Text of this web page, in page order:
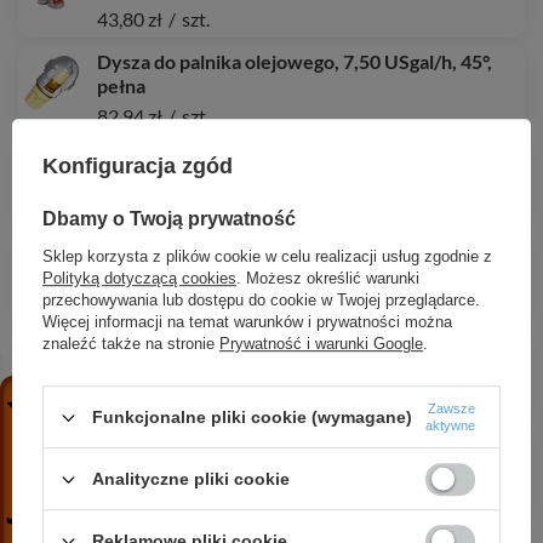
43,80 zł / szt.
Dysza do palnika olejowego, 7,50 USgal/h, 45°,
pełna
82,94 zł / szt.
Termometr bimetaliczny BiTh 80, fi80 mm,
0÷120°C, L 100 mm, G1/2", rad, kl. 2
423,49 zł / szt.
Rozdzielacz ze sprzęgłem hydraulicznym BLH
6x G1"
829,35 zł / szt.
Termometr bimetaliczny BiTh 63, fi63 mm,
44,58 zł
szt.
Manometr glicerynowy RF 63 Gly, D711, fi63 mm,
0÷100 bar, G1/4", ax, kl. 1,6
88,64 zł / szt.
Konfiguracja zgód
Dbamy o Twoją prywatność
Sklep korzysta z plików cookie w celu realizacji usług zgodnie z
Polityką dotyczącą cookies. Możesz określić warunki
przechowywania lub dostępu do cookie w Twojej przeglądarce.
Więcej informacji na temat warunków i prywatności można
znaleźć także na stronie Prywatność i warunki Google.
Funkcjonalne pliki cookie (wymagane)
Zawsze
aktywne
Analityczne pliki cookie